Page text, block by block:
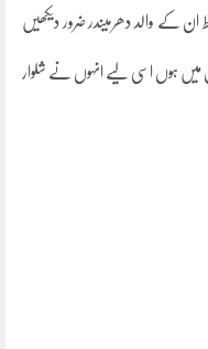
کے والد دھرمیندر ضرور دیکھیں
میں ہوں اسی لیے انہوں نے شلوار